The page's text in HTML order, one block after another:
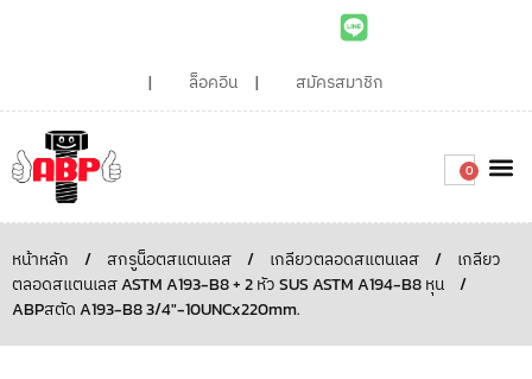
ล็อคอิน สมัครสมาชิก
0
หน้าหลัก / สกรูน็อตสแตนเลส / เกลียวตลอดสแตนเลส /
เกลียว
ตลอดสแตนเลส ASTM A193-B8 + 2 หัว SUS ASTM A194-B8 หุน
/
ABPสตัด A193-B8 3/4″-10UNCx220mm.